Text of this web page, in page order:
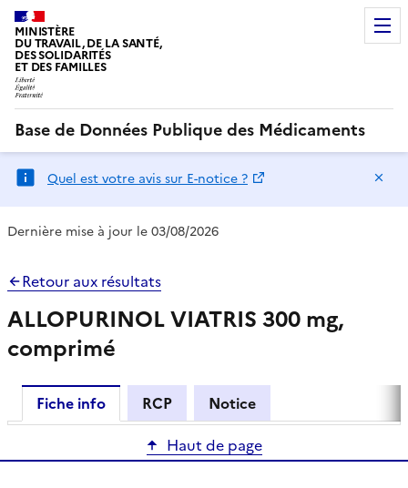
MINISTÈRE
DU TRAVAIL, DE LA SANTÉ,
DES SOLIDARITÉS
ET DES FAMILLES
Base de Données Publique des Médicaments
Quel est votre avis sur E-notice ?
Dernière mise à jour le 03/08/2026
Retour aux résultats
ALLOPURINOL VIATRIS 300 mg,
comprimé
Fiche info RCP
Notice
Haut de page